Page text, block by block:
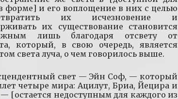
форме] и его воплощение в них с целью
их исчезновение и
их существование становится
лишь благодаря отсвету от
который, в свою очередь, является
света луча, о чем говорилось выше.
свет — Эйн Соф, — который
четыре мира: Ацилут, Бриа, Йецира и
[остается недоступным для каждого из